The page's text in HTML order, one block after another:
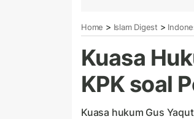
Home > Islam Digest >
Kuasa
KPK soal
Kuasa hukum Gus